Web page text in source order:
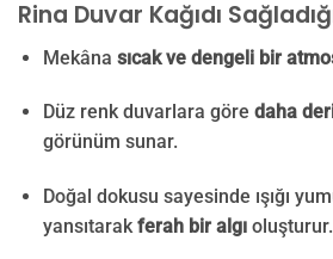
Rina Duvar Kağıdı
Mekâna sıcak ve dengeli bir
Düz renk duvarlara göre daha
görünüm sunar.
Doğal dokusu sayesinde ışığı
yansıtarakferah bir algıoluşturur.